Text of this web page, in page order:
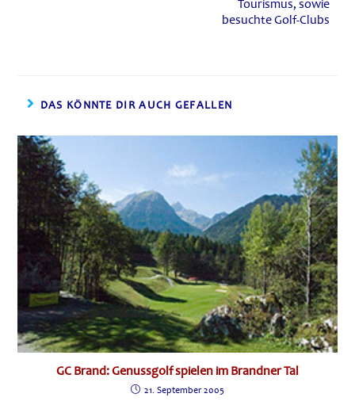
Tourismus, sowie
besuchte Golf-Clubs
DAS KÖNNTE DIR AUCH GEFALLEN
GC Brand: Genussgolf spielen im Brandner Tal
21. September 2005